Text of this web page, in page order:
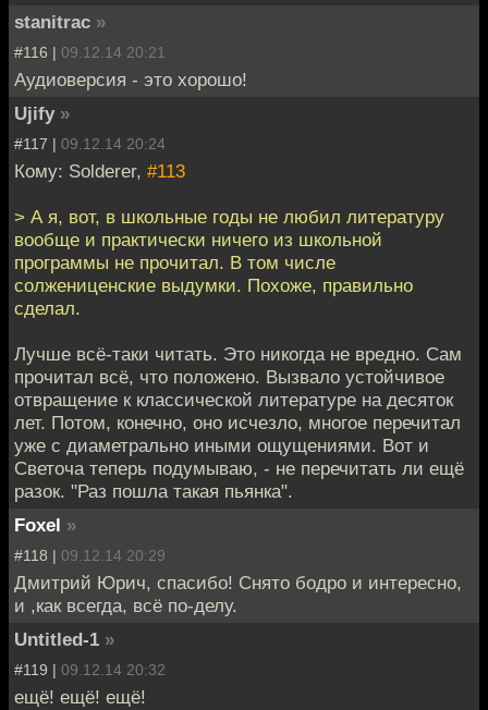
stanitrac »
#116 | 09.12.14 20:21
Аудиоверсия - это хорошо!
Ujify »
#117 | 09.12.14 20:24
Кому: Solderer, #113
> А я, вот, в школьные годы не любил литературу
вообще и практически ничего из школьной
программы не прочитал. В том числе
солжениценские выдумки. Похоже, правильно
сделал.
Лучше всё-таки читать. Это никогда не вредно. Сам
прочитал всё, что положено. Вызвало устойчивое
отвращение к классической литературе на десяток
лет. Потом, конечно, оно исчезло, многое перечитал
уже с диаметрально иными ощущениями. Вот и
Светоча теперь подумываю, - не перечитать ли ещё
разок. "Раз пошла такая пьянка".
Foxel »
#118 | 09.12.14 20:29
Дмитрий Юрич, спасибо! Снято бодро и интересно,
и ,как всегда, всё по-делу.
Untitled-1 »
#119 | 09.12.14 20:32
ещё! ещё! ещё!